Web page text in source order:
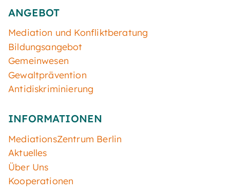
ANGEBOT
Mediation und Konfliktberatung
Bildungsangebot
Gemeinwesen
Gewaltprävention
Antidiskriminierung
INFORMATIONEN
MediationsZentrum Berlin
Aktuelles
Über Uns
Kooperationen